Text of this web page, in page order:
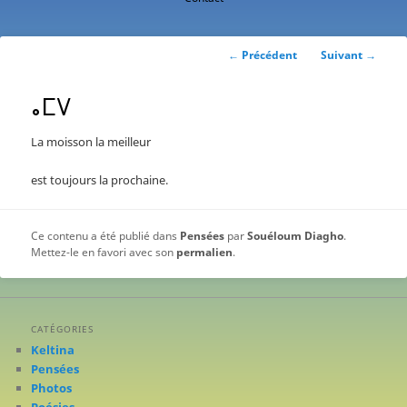
Navigation
← Précédent Suivant →
ⴰⵎⴸ
La moisson la meilleur
est toujours la prochaine.
Ce contenu a été publié dans Pensées parSouéloum Diagho.
Mettez-le en favori avec son permalien.
CATÉGORIES
Keltina
Pensées
Photos